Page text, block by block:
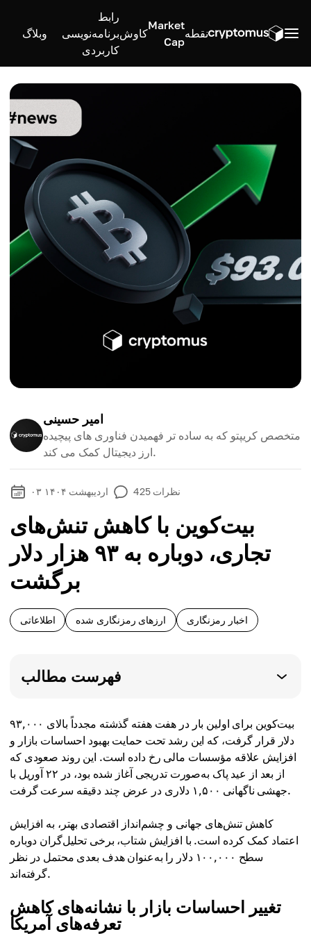
نقطه
Market
Cap
کاوش
رابط
برنامه‌نویسی
کاربردی
وبلاگ
امیر حسینی
متخصص کریپتو که به ساده تر فهمیدن فناوری های پیچیده
ارز دیجیتال کمک می کند.
۰۳ اردیبهشت ۱۴۰۴ 425 نظرات
بیت‌کوین با کاهش تنش‌های
تجاری، دوباره به ۹۳ هزار دلار
برگشت
اطلاعاتی ارزهای رمزنگاری شده اخبار رمزنگاری
فهرست مطالب
بیت‌کوین برای اولین بار در هفت هفته گذشته مجدداً بالای ۹۳,۰۰۰
دلار قرار گرفت، که این رشد تحت حمایت بهبود احساسات بازار و
افزایش علاقه مؤسسات مالی رخ داده است. این روند صعودی که
از بعد از عید پاک به‌صورت تدریجی آغاز شده بود، در ۲۲ آوریل با
جهشی ناگهانی ۱,۵۰۰ دلاری در عرض چند دقیقه سرعت گرفت.
کاهش تنش‌های جهانی و چشم‌انداز اقتصادی بهتر، به افزایش
اعتماد کمک کرده است. با افزایش شتاب، برخی تحلیل‌گران دوباره
سطح ۱۰۰,۰۰۰ دلار را به‌عنوان هدف بعدی محتمل در نظر
گرفته‌اند.
تغییر احساسات بازار با نشانه‌های کاهش
تعرفه‌های آمریکا